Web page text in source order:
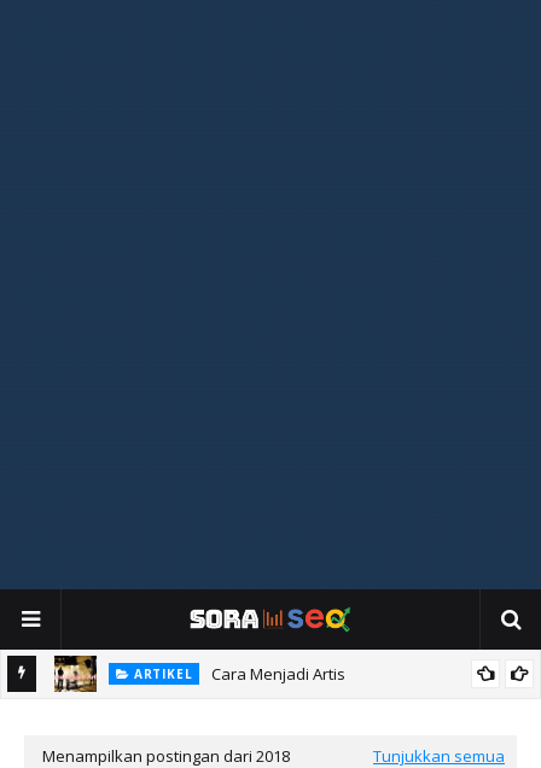
ARTIKEL Cara Menjadi Artis
Menampilkan postingan dari 2018 Tunjukkan semua